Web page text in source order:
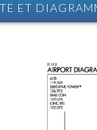
ET